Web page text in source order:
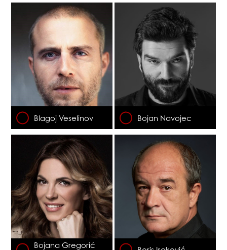
Blagoj Veselinov Bojan Navojec
Bojana Gregorić